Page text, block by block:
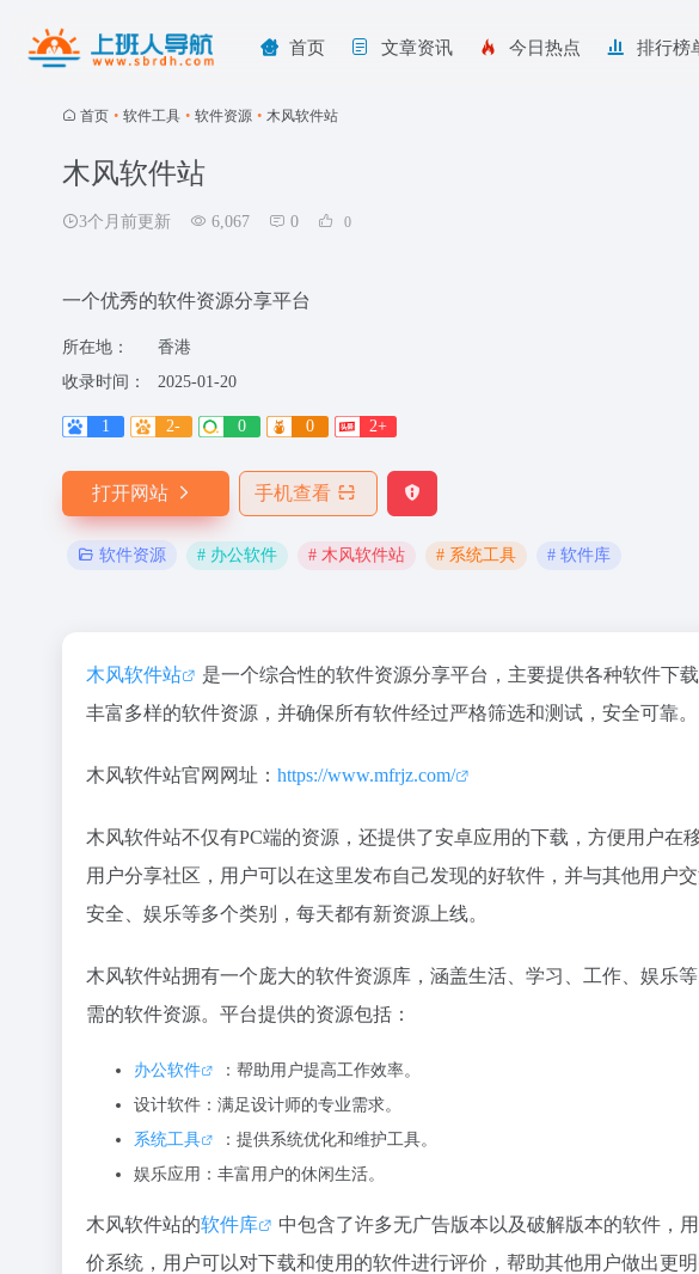
首页 文章资讯 今日热点 排行榜
首页 • 软件工具 • 软件资源 • 木风软件站
木风软件站
3个月前更新 6,067 0 0
一个优秀的软件资源分享平台
所在地：
香港
收录时间：
2025-01-20
1 2- 0 0 2+
打开网站 手机查看
软件资源 # 办公软件 # 木风软件站 # 系统工具 # 软件库
木风软件站
是一个综合性的软件资源分享平台，主要提供各种软件下
丰富多样的软件资源，并确保所有软件经过严格筛选和测试，安全可靠。
木风软件站官网网址： https://www.mfrjz.com/
木风软件站不仅有PC端的资源，还提供了安卓应用的下载，方便用户在
用户分享社区，用户可以在这里发布自己发现的好软件，并与其他用户
安全、娱乐等多个类别，每天都有新资源上线。
木风软件站拥有一个庞大的软件资源库，涵盖生活、学习、工作、娱乐
需的软件资源。平台提供的资源包括：
办公软件
：帮助用户提高工作效率。
设计软件：满足设计师的专业需求。
系统工具
：提供系统优化和维护工具。
娱乐应用：丰富用户的休闲生活。
木风软件站的软件库
中包含了许多无广告版本以及破解版本的软件，
价系统，用户可以对下载和使用的软件进行评价，帮助其他用户做出更明